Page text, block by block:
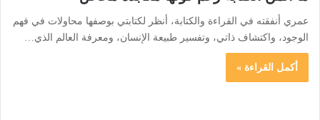
عمري أنفقته في القراءة والكتابة، أنظر لكتابتي بوصفها محاولات في فهم
الوجود، واكتشاف ذاتي، وتفسير طبيعة الإنسان، ومعرفة العالم الذي…
أكمل القراءة »